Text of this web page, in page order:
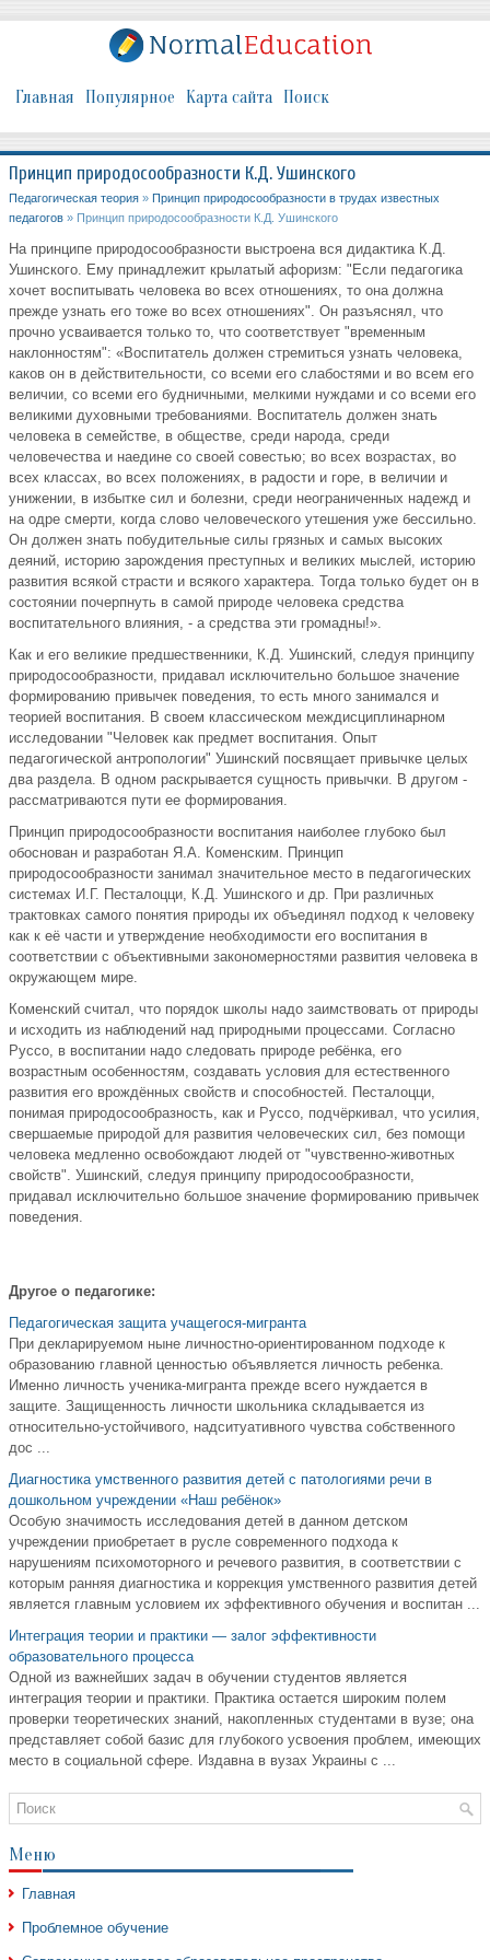
Главная Популярное Карта сайта Поиск
Принцип природосообразности К.Д. Ушинского
Педагогическая теория » Принцип природосообразности в трудах известных
педагогов » Принцип природосообразности К.Д. Ушинского
На принципе природосообразности выстроена вся дидактика К.Д.
Ушинского. Ему принадлежит крылатый афоризм: "Если педагогика
хочет воспитывать человека во всех отношениях, то она должна
прежде узнать его тоже во всех отношениях". Он разъяснял, что
прочно усваивается только то, что соответствует "временным
наклонностям": «Воспитатель должен стремиться узнать человека,
каков он в действительности, со всеми его слабостями и во всем его
величии, со всеми его будничными, мелкими нуждами и со всеми его
великими духовными требованиями. Воспитатель должен знать
человека в семействе, в обществе, среди народа, среди
человечества и наедине со своей совестью; во всех возрастах, во
всех классах, во всех положениях, в радости и горе, в величии и
унижении, в избытке сил и болезни, среди неограниченных надежд и
на одре смерти, когда слово человеческого утешения уже бессильно.
Он должен знать побудительные силы грязных и самых высоких
деяний, историю зарождения преступных и великих мыслей, историю
развития всякой страсти и всякого характера. Тогда только будет он в
состоянии почерпнуть в самой природе человека средства
воспитательного влияния, - а средства эти громадны!».
Как и его великие предшественники, К.Д. Ушинский, следуя принципу
природосообразности, придавал исключительно большое значение
формированию привычек поведения, то есть много занимался и
теорией воспитания. В своем классическом междисциплинарном
исследовании "Человек как предмет воспитания. Опыт
педагогической антропологии" Ушинский посвящает привычке целых
два раздела. В одном раскрывается сущность привычки. В другом -
рассматриваются пути ее формирования.
Принцип природосообразности воспитания наиболее глубоко был
обоснован и разработан Я.А. Коменским. Принцип
природосообразности занимал значительное место в педагогических
системах И.Г. Песталоцци, К.Д. Ушинского и др. При различных
трактовках самого понятия природы их объединял подход к человеку
как к её части и утверждение необходимости его воспитания в
соответствии с объективными закономерностями развития человека в
окружающем мире.
Коменский считал, что порядок школы надо заимствовать от природы
и исходить из наблюдений над природными процессами. Согласно
Руссо, в воспитании надо следовать природе ребёнка, его
возрастным особенностям, создавать условия для естественного
развития его врождённых свойств и способностей. Песталоцци,
понимая природосообразность, как и Руссо, подчёркивал, что усилия,
свершаемые природой для развития человеческих сил, без помощи
человека медленно освобождают людей от "чувственно-животных
свойств". Ушинский, следуя принципу природосообразности,
придавал исключительно большое значение формированию привычек
поведения.
Другое о педагогике:
Педагогическая защита учащегося-мигранта
При декларируемом ныне личностно-ориентированном подходе к
образованию главной ценностью объявляется личность ребенка.
Именно личность ученика-мигранта прежде всего нуждается в
защите. Защищенность личности школьника складывается из
относительно-устойчивого, надситуативного чувства собственного
дос ...
Диагностика умственного развития детей с патологиями речи в
дошкольном учреждении «Наш ребёнок»
Особую значимость исследования детей в данном детском
учреждении приобретает в русле современного подхода к
нарушениям психомоторного и речевого развития, в соответствии с
которым ранняя диагностика и коррекция умственного развития детей
является главным условием их эффективного обучения и воспитан ...
Интеграция теории и практики — залог эффективности
образовательного процесса
Одной из важнейших задач в обучении студентов является
интеграция теории и практики. Практика остается широким полем
проверки теоретических знаний, накопленных студентами в вузе; она
представляет собой базис для глубокого усвоения проблем, имеющих
место в социальной сфере. Издавна в вузах Украины с ...
Меню
Главная
Проблемное обучение